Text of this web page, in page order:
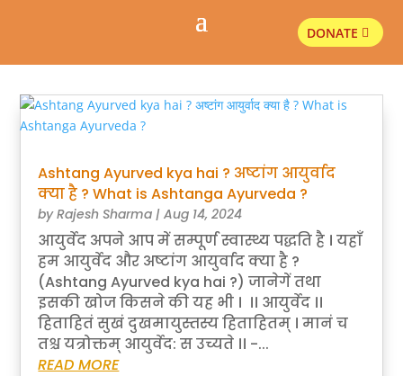
DONATE
Ashtang Ayurved kya hai ? अष्टांग आयुर्वाद
क्या है ? What is Ashtanga Ayurveda ?
byRajesh Sharma |Aug 14, 2024
आयुर्वेद अपने आप में सम्पूर्ण स्वास्थ्य पद्धति है । यहाँ
हम आयुर्वेद और अष्टांग आयुर्वाद क्या है ?
(Ashtang Ayurved kya hai ?) जानेगें तथा
इसकी खोज किसने की यह भी । ।। आयुर्वेद ।।
हिताहितं सुखं दुखमायुस्तस्य हिताहितम् । मानं च
तश्च यत्रोक्तम् आयुर्वेद: स उच्यते ।। -...
READ MORE